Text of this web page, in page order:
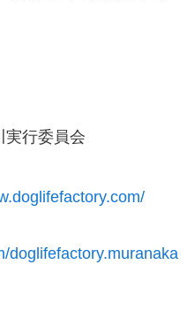
実行委員会
doglifefactory.muranaka